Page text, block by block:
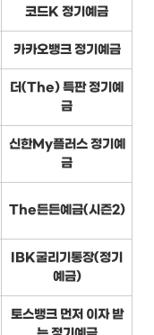
코드K 정기예금
카카오뱅크 정기예금
더(The) 특판 정기예
금
신한My플러스 정기예
금
The든든예금(시즌2)
IBK굴리기통장(정기
예금)
토스뱅크 먼저 이자 받